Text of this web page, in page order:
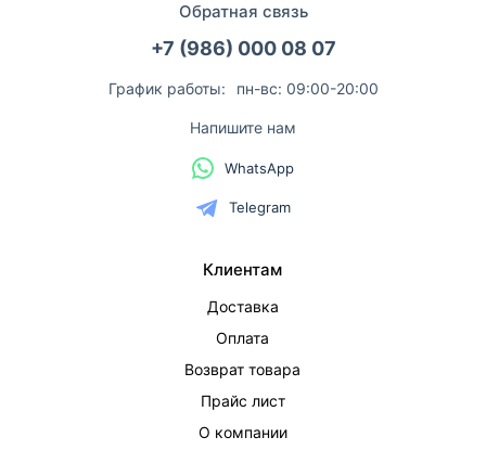
Обратная связь
+7 (986) 000 08 07
График работы: пн-вс: 09:00-20:00
Напишите нам
WhatsApp
Telegram
Клиентам
Доставка
Оплата
Возврат товара
Прайс лист
О компании